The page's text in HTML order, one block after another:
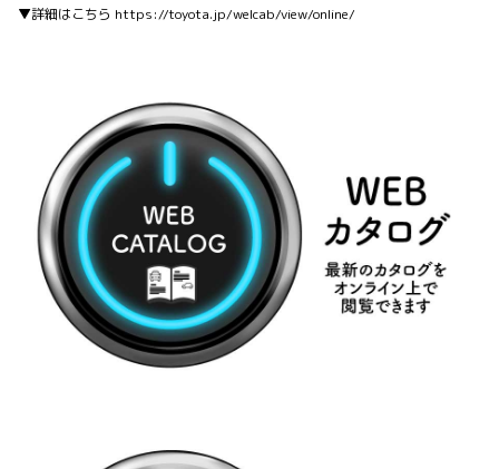
▼詳細はこちら https://toyota.jp/welcab/view/online/